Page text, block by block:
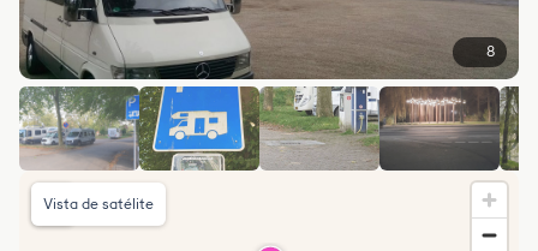
8
Vista de satélite